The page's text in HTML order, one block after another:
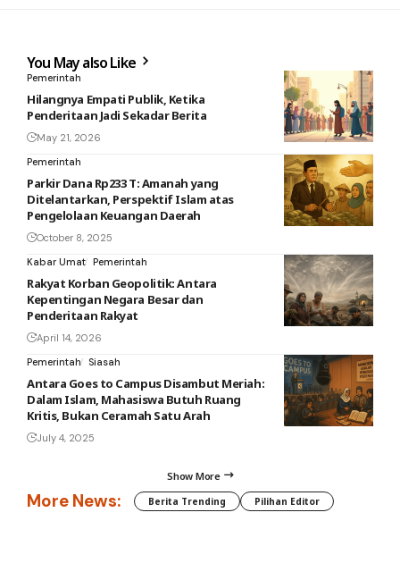
You May also Like
Pemerintah
Hilangnya Empati Publik, Ketika
Penderitaan Jadi Sekadar Berita
May 21, 2026
Pemerintah
Parkir Dana Rp233 T: Amanah yang
Ditelantarkan, Perspektif Islam atas
Pengelolaan Keuangan Daerah
October 8, 2025
Kabar Umat Pemerintah
Rakyat Korban Geopolitik: Antara
Kepentingan Negara Besar dan
Penderitaan Rakyat
April 14, 2026
Pemerintah
Siasah
Antara Goes to Campus Disambut Meriah:
Dalam Islam, Mahasiswa Butuh Ruang
Kritis, Bukan Ceramah Satu Arah
July 4, 2025
Show More
More News: Berita Trending Pilihan Editor